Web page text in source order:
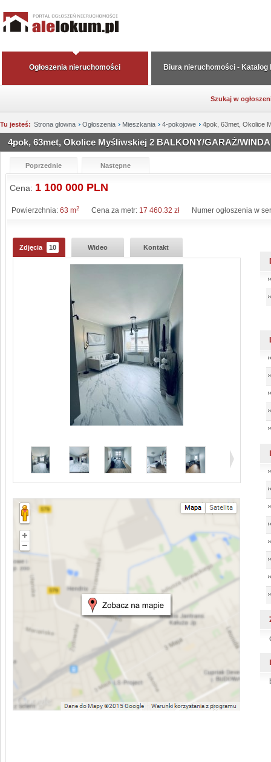
Szukaj w
Biura nieruchomości - Katalog
Ogłoszenia nieruchomości
Tu jesteś: Strona głowna Ogłoszenia Mieszkania 4-pokojowe 4pok, 63met, Okolice
4pok, 63met, Okolice Myśliwskiej 2 BALKONY/GARAŻ/WINDA
Poprzednie Następne
Cena: 1 100 000 PLN
Powierzchnia: 63 m2 Cena za metr: 17 460.32 zł Numer ogłoszenia w
Zdjęcia 10 Wideo Kontakt